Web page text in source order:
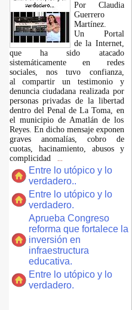
Por Claudia
Guerrero
Martínez.
​Un Portal
de la Internet,
que ha sido atacado
sistemáticamente en redes
sociales, nos tuvo confianza,
al compartir un testimonio y
denuncia ciudadana realizada por
personas privadas de la libertad
dentro del Penal de La Toma, en
el municipio de Amatlán de los
Reyes. En dicho mensaje exponen
graves anomalías, cobro de
cuotas, hacinamiento, abusos y
complicidad
Entre lo utópico y lo
verdadero..
Entre lo utópico y lo
verdadero.
Aprueba Congreso
reforma que fortalece la
inversión en
infraestructura
educativa.
Entre lo utópico y lo
verdadero.